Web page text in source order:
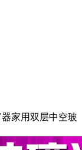
家用双层中空玻